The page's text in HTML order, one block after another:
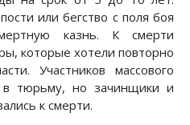
или бегство с поля боя
казнь. К смерти
которые хотели повторно
Участников массового
в тюрьму, но зачинщики и
к смерти.